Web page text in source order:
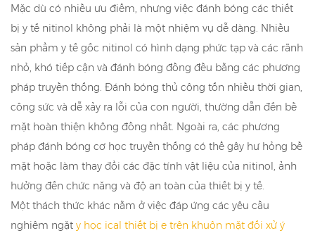
Mặc dù có nhiều ưu điểm, nhưng việc đánh bóng các thiết
bị y tế nitinol không phải là một nhiệm vụ dễ dàng. Nhiều
sản phẩm y tế gốc nitinol có hình dạng phức tạp và các rãnh
nhỏ, khó tiếp cận và đánh bóng đồng đều bằng các phương
pháp truyền thống. Đánh bóng thủ công tốn nhiều thời gian,
công sức và dễ xảy ra lỗi của con người, thường dẫn đến bề
mặt hoàn thiện không đồng nhất. Ngoài ra, các phương
pháp đánh bóng cơ học truyền thống có thể gây hư hỏng bề
mặt hoặc làm thay đổi các đặc tính vật liệu của nitinol, ảnh
hưởng đến chức năng và độ an toàn của thiết bị y tế.
Một thách thức khác nằm ở việc đáp ứng các yêu cầu
nghiêm ngặt y học ical thiết bị e trên khuôn mặt đối xử ý